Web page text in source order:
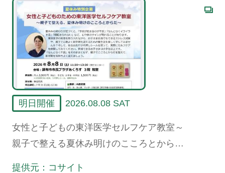
明日開催 2026.08.08 SAT
女性と子どもの東洋医学セルフケア教室～
親子で整える夏休み明けのこころとからだ
提供元：コサイト